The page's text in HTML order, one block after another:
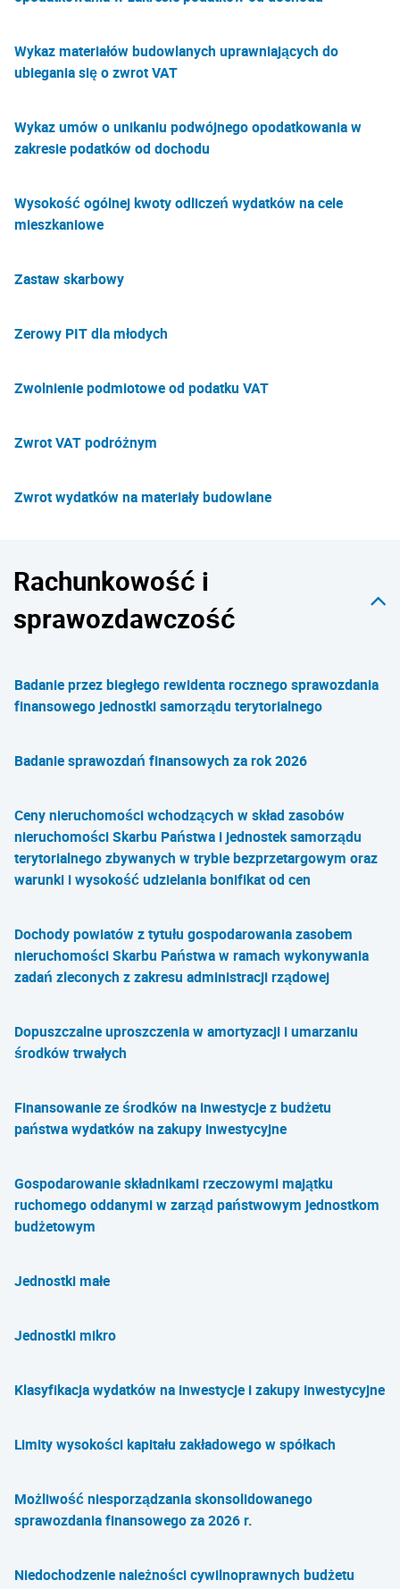
Wykaz materiałów budowlanych uprawniających do
ubiegania się o zwrot VAT
Wykaz umów o unikaniu podwójnego opodatkowania w
zakresie podatków od dochodu
Wysokość ogólnej kwoty odliczeń wydatków na cele
mieszkaniowe
Zastaw skarbowy
Zerowy PIT dla młodych
Zwolnienie podmiotowe od podatku VAT
Zwrot VAT podróżnym
Zwrot wydatków na materiały budowlane
Rachunkowość i
sprawozdawczość
Badanie przez biegłego rewidenta rocznego sprawozdania
finansowego jednostki samorządu terytorialnego
Badanie sprawozdań finansowych za rok 2026
Ceny nieruchomości wchodzących w skład zasobów
nieruchomości Skarbu Państwa i jednostek samorządu
terytorialnego zbywanych w trybie bezprzetargowym oraz
warunki i wysokość udzielania bonifikat od cen
Dochody powiatów z tytułu gospodarowania zasobem
nieruchomości Skarbu Państwa w ramach wykonywania
zadań zleconych z zakresu administracji rządowej
Dopuszczalne uproszczenia w amortyzacji i umarzaniu
środków trwałych
Finansowanie ze środków na inwestycje z budżetu
państwa wydatków na zakupy inwestycyjne
Gospodarowanie składnikami rzeczowymi majątku
ruchomego oddanymi w zarząd państwowym jednostkom
budżetowym
Jednostki małe
Jednostki mikro
Klasyfikacja wydatków na inwestycje i zakupy inwestycyjne
Limity wysokości kapitału zakładowego w spółkach
Możliwość niesporządzania skonsolidowanego
sprawozdania finansowego za 2026 r.
Niedochodzenie należności cywilnoprawnych budżetu